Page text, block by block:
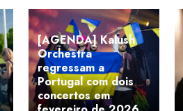
[AGENDA] Kalush
Orchestra
regressam a
Portugal com dois
concertos em